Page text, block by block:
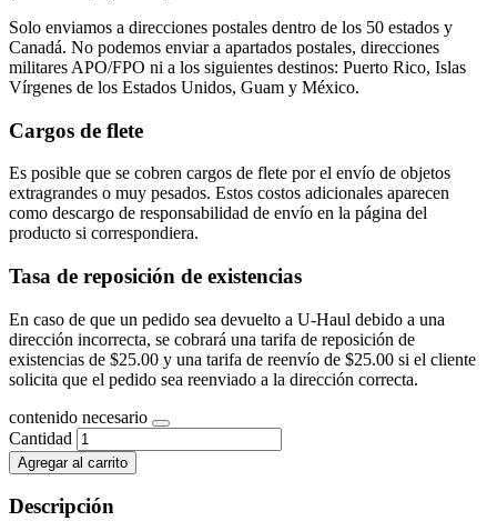
Solo enviamos a direcciones postales dentro de los 50 estados y
Canadá. No podemos enviar a apartados postales, direcciones
militares APO/FPO ni a los siguientes destinos: Puerto Rico, Islas
Vírgenes de los Estados Unidos, Guam y México.
Cargos de flete
Es posible que se cobren cargos de flete por el envío de objetos
extragrandes o muy pesados. Estos costos adicionales aparecen
como descargo de responsabilidad de envío en la página del
producto si correspondiera.
Tasa de reposición de existencias
En caso de que un pedido sea devuelto a U-Haul debido a una
dirección incorrecta, se cobrará una tarifa de reposición de
existencias de $25.00 y una tarifa de reenvío de $25.00 si el cliente
solicita que el pedido sea reenviado a la dirección correcta.
contenido necesario
Cantidad
Agregar al carrito
Descripción